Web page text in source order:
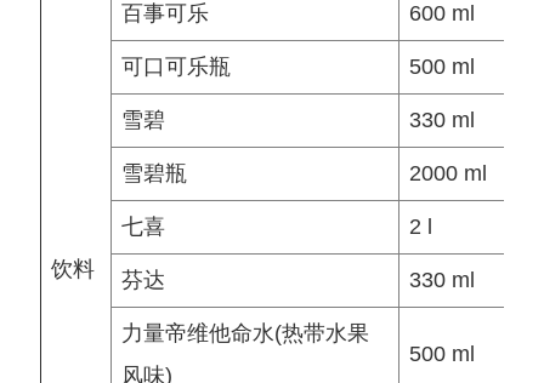
饮料
百事可乐 600 ml
可口可乐瓶 500 ml
雪碧 330 ml
雪碧瓶 2000 ml
七喜 2 l
芬达 330 ml
力量帝维他命水(热带水果
风味)
500 ml